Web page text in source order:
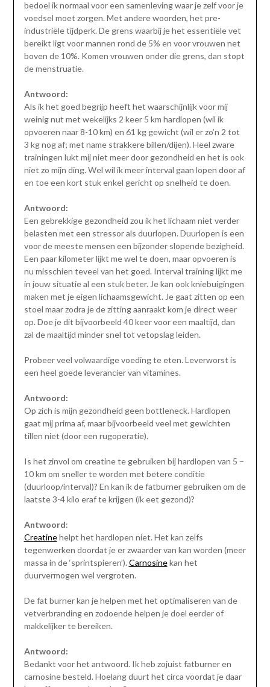
bedoel ik normaal voor een samenleving waar je zelf voor je
voedsel moet zorgen. Met andere woorden, het pre-
industriële tijdperk. De grens waarbij je het essentiële vet
bereikt ligt voor mannen rond de 5% en voor vrouwen net
boven de 10%. Komen vrouwen onder die grens, dan stopt
de menstruatie.
Antwoord:
Als ik het goed begrijp heeft het waarschijnlijk voor mij
weinig nut met wekelijks 2 keer 5 km hardlopen (wil ik
opvoeren naar 8-10 km) en 61 kg gewicht (wil er zo’n 2 tot
3 kg nog af; met name strakkere billen/dijen). Heel zware
trainingen lukt mij niet meer door gezondheid en het is ook
niet zo mijn ding. Wel wil ik meer interval gaan lopen door af
en toe een kort stuk enkel gericht op snelheid te doen.
Antwoord:
Een gebrekkige gezondheid zou ik het lichaam niet verder
belasten met een stressor als duurlopen. Duurlopen is een
voor de meeste mensen een bijzonder slopende bezigheid.
Een paar kilometer lijkt me wel te doen, maar opvoeren is
nu misschien teveel van het goed. Interval training lijkt me
in jouw situatie al een stuk beter. Je kan ook kniebuigingen
maken met je eigen lichaamsgewicht. Je gaat zitten op een
stoel maar zodra je de zitting aanraakt kom je direct weer
op. Doe je dit bijvoorbeeld 40 keer voor een maaltijd, dan
zal de maaltijd minder snel tot vetopslag leiden.
Probeer veel volwaardige voeding te eten. Leverworst is
een heel goede leverancier van vitamines.
Antwoord:
Op zich is mijn gezondheid geen bottleneck. Hardlopen
gaat mij prima af, maar bijvoorbeeld veel met gewichten
tillen niet (door een rugoperatie).
Is het zinvol om creatine te gebruiken bij hardlopen van 5 –
10 km om sneller te worden met betere conditie
(duurloop/interval)? En kan ik de fatburner gebruiken om de
laatste 3-4 kilo eraf te krijgen (ik eet gezond)?
Antwoord:
Creatinehelpt het hardlopen niet. Het kan zelfs
tegenwerken doordat je er zwaarder van kan worden (meer
massa in de ‘sprintspieren’). Carnosinekan het
duurvermogen wel vergroten.
De fat burner kan je helpen met het optimaliseren van de
vetverbranding en zodoende helpen je doel eerder of
makkelijker te bereiken.
Antwoord:
Bedankt voor het antwoord. Ik heb zojuist fatburner en
carnosine besteld. Hoelang duurt het circa voordat je daar